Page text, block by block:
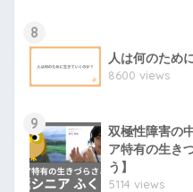
8
人は何のため
8600 views
9
双極性障害の
ア特有の生き
う】
5114 views